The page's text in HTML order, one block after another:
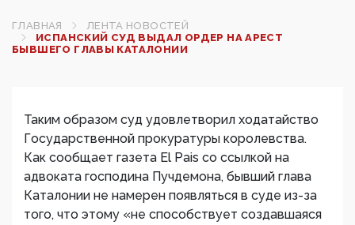
ГЛАВНАЯ
ЛЕНТА НОВОСТЕЙ
ИСПАНСКИЙ СУД ВЫДАЛ ОРДЕР НА АРЕСТ
БЫВШЕГО ГЛАВЫ КАТАЛОНИИ
Таким образом суд удовлетворил ходатайство
Государственной прокуратуры королевства.
Как сообщает газета El Pais со ссылкой на
адвоката господина Пучдемона, бывший глава
Каталонии не намерен появляться в суде из-за
того, что этому «не способствует создавшаяся